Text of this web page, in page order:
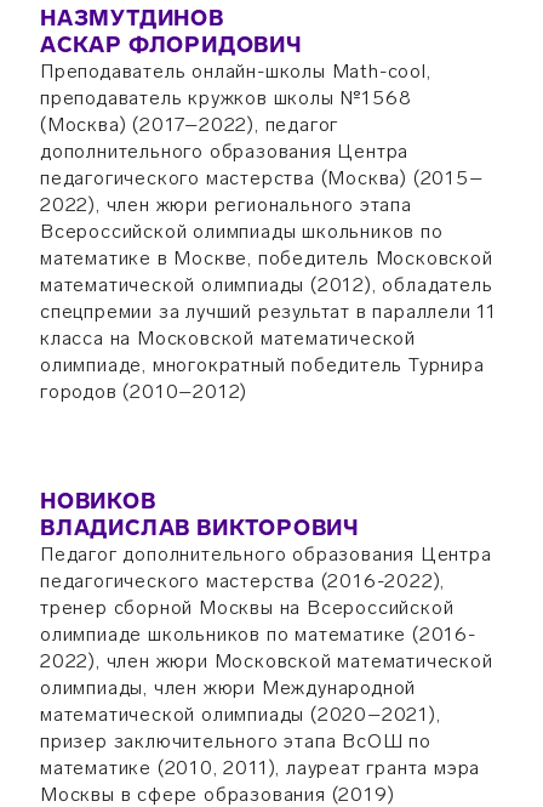
НАЗМУТДИНОВ
АСКАР ФЛОРИДОВИЧ
Преподаватель онлайн-школы Math-cool,
преподаватель кружков школы №1568
(Москва) (2017–2022), педагог
дополнительного образования Центра
педагогического мастерства (Москва) (2015–
2022), член жюри регионального этапа
Всероссийской олимпиады школьников по
математике в Москве, победитель Московской
математической олимпиады (2012), обладатель
спецпремии за лучший результат в параллели 11
класса на Московской математической
олимпиаде, многократный победитель Турнира
городов (2010–2012)
НОВИКОВ
ВЛАДИСЛАВ ВИКТОРОВИЧ
Педагог дополнительного образования Центра
педагогического мастерства (2016-2022),
тренер сборной Москвы на Всероссийской
олимпиаде школьников по математике (2016-
2022), член жюри Московской математической
олимпиады, член жюри Международной
математической олимпиады (2020–2021),
призер заключительного этапа ВсОШ по
математике (2010, 2011), лауреат гранта мэра
Москвы в сфере образования (2019)